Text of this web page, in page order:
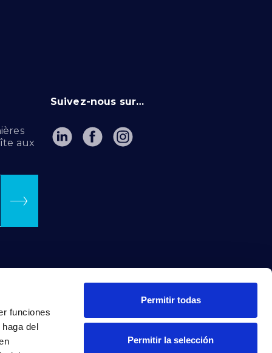
funciones
del
Permitir todas
Permitir la selección
aux
Suivez-nous sur…